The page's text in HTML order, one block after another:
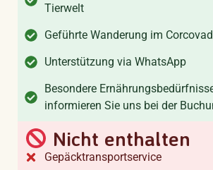
Tierwelt
Geführte Wanderung im
Unterstützung via WhatsApp
Besondere
informieren Sie uns bei der
Nicht enthalten
Gepäcktransportservice